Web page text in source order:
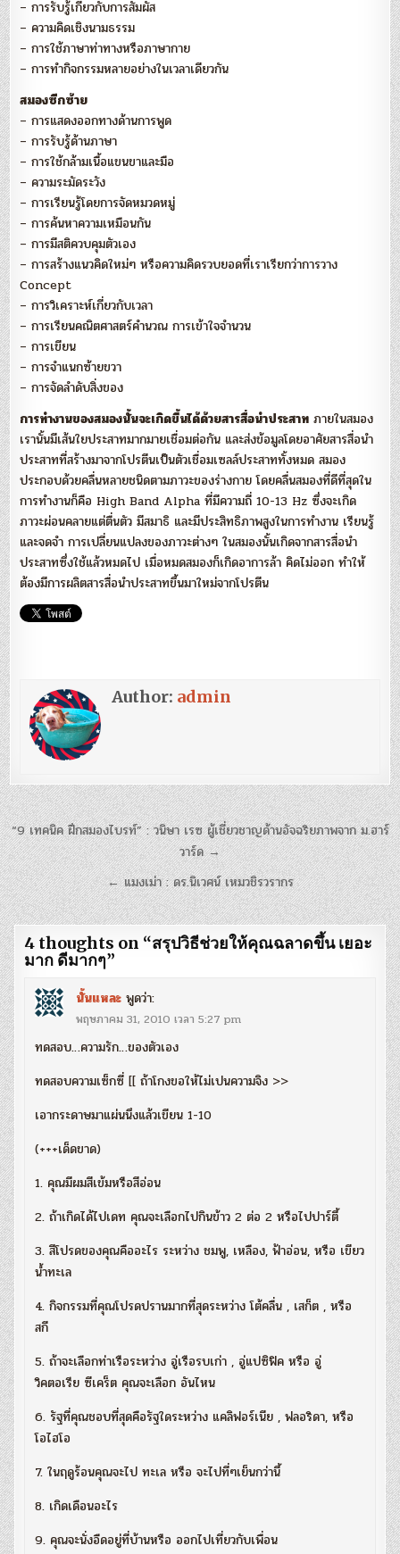
– การรับรู้เกี่ยวกับการสัมผัส
– ความคิดเชิงนามธรรม
– การใช้ภาษาท่าทางหรือภาษากาย
– การทำกิจกรรมหลายอย่างในเวลาเดียวกัน
สมองซีกซ้าย
– การแสดงออกทางด้านการพูด
– การรับรู้ด้านภาษา
– การใช้กล้ามเนื้อแขนขาและมือ
– ความระมัดระวัง
– การเรียนรู้โดยการจัดหมวดหมู่
– การค้นหาความเหมือนกัน
– การมีสติควบคุมตัวเอง
– การสร้างแนวคิดใหม่ๆ หรือความคิดรวบยอดที่เราเรียกว่าการวาง
Concept
– การวิเคราะห์เกี่ยวกับเวลา
– การเรียนคณิตศาสตร์คำนวณ การเข้าใจจำนวน
– การเขียน
– การจำแนกซ้ายขวา
– การจัดลำดับสิ่งของ
การทำงานของสมองนั้นจะเกิดขึ้นได้ด้วยสารสื่อนำประสาท ภายในสมอง
เรานั้นมีเส้นใยประสาทมากมายเชื่อมต่อกัน และส่งข้อมูลโดยอาศัยสารสื่อนำ
ประสาทที่สร้างมาจากโปรตีนเป็นตัวเชื่อมเซลล์ประสาททั้งหมด สมอง
ประกอบด้วยคลื่นหลายชนิดตามภาวะของร่างกาย โดยคลื่นสมองที่ดีที่สุดใน
การทำงานก็คือ High Band Alpha ที่มีความถี่ 10-13 Hz ซึ่งจะเกิด
ภาวะผ่อนคลายแต่ตื่นตัว มีสมาธิ และมีประสิทธิภาพสูงในการทำงาน เรียนรู้
และจดจำ การเปลี่ยนแปลงของภาวะต่างๆ ในสมองนั้นเกิดจากสารสื่อนำ
ประสาทซึ่งใช้แล้วหมดไป เมื่อหมดสมองก็เกิดอาการล้า คิดไม่ออก ทำให้
ต้องมีการผลิตสารสื่อนำประสาทขึ้นมาใหม่จากโปรตีน
Author: admin
แนะแนว
เรื่อง
“9 เทคนิค ฝึกสมองไบรท์” : วนิษา เรซ ผู้เชี่ยวชาญด้านอัจฉริยภาพจาก ม.ฮาร์
วาร์ด →
← แมงเม่า : ดร.นิเวศน์ เหมวชิรวรากร
4 thoughts on “สรุปวิธีช่วยให้คุณฉลาดขึ้น เยอะ
มาก ดีมากๆ”
นั้นแหละ พูดว่า:
พฤษภาคม 31, 2010 เวลา 5:27 pm
ทดสอบ…ความรัก…ของตัวเอง
ทดสอบความเซ็กซี่ [[ ถ้าโกงขอให้ไม่เปนความจิง >>
เอากระดาษมาแผ่นนึงแล้วเขียน 1-10
(+++เด็ดขาด)
1. คุณมีผมสีเข้มหรือสีอ่อน
2. ถ้าเกิดได้ไปเดท คุณจะเลือกไปกินข้าว 2 ต่อ 2 หรือไปปาร์ตี้
3. สีโปรดของคุณคืออะไร ระหว่าง ชมพู, เหลือง, ฟ้าอ่อน, หรือ เขียว
น้ำทะเล
4. กิจกรรมที่คุณโปรดปรานมากที่สุดระหว่าง โต้คลื่น , เสก็ต , หรือ
สกี
5. ถ้าจะเลือกท่าเรือระหว่าง อู่เรือรบเก่า , อู่แปซิฟิค หรือ อู่
วิคตอเรีย ซีเคร็ต คุณจะเลือก อันไหน
6. รัฐที่คุณชอบที่สุดคือรัฐใดระหว่าง แคลิฟอร์เนีย , ฟลอริดา, หรือ
โอไฮโอ
7. ในฤดูร้อนคุณจะไป ทะเล หรือ จะไปที่ๆเย็นกว่านี้
8. เกิดเดือนอะไร
9. คุณจะนั่งอืดอยู่ที่บ้านหรือ ออกไปเที่ยวกับเพื่อน